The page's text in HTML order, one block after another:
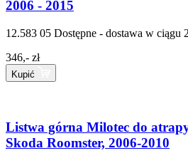
2006 - 2015
12.583 05 Dostępne - dostawa w ciągu
346,- zł
Kupić
Listwa górna Milotec do
Skoda Roomster, 2006-2010